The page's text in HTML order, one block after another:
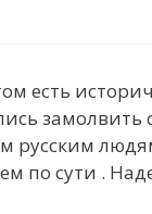
есть
замолвить
по сути .